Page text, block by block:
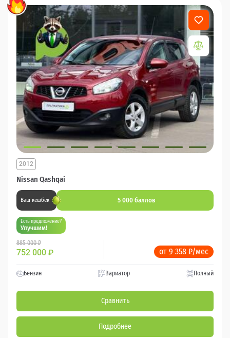
Nissan Qashqai
2012
Ваш кешбек 5 000 баллов
Есть предложение?
Улучшим!
885 000 ₽
752 000 ₽ от 9 358 ₽/мес
Бензин Вариатор Полный
Сравнить
Подробнее